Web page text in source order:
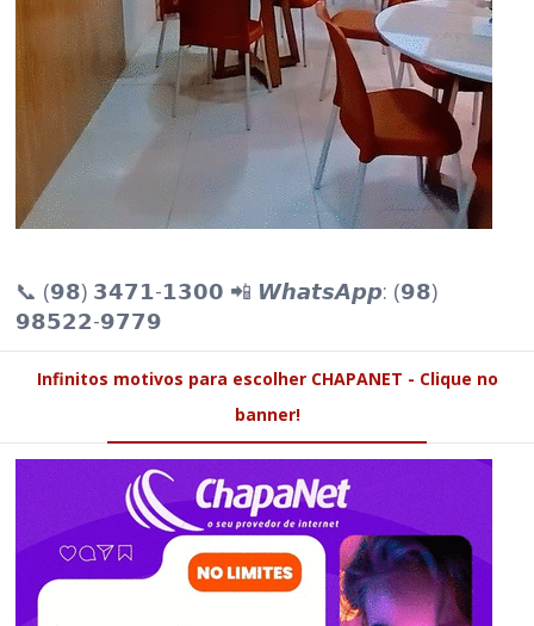
📞 (𝟵𝟴) 𝟯𝟰𝟳𝟭-𝟭𝟯𝟬𝟬 📲 𝙒𝙝𝙖𝙩𝙨𝘼𝙥𝙥: (𝟵𝟴)
𝟵𝟴𝟱𝟮𝟮-𝟵𝟳𝟳𝟵
Infinitos motivos para escolher CHAPANET - Clique no
banner!